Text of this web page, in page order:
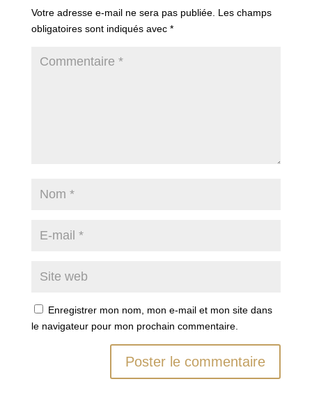
Votre adresse e-mail ne sera pas publiée. Les champs
obligatoires sont indiqués avec *
Enregistrer mon nom, mon e-mail et mon site dans
le navigateur pour mon prochain commentaire.